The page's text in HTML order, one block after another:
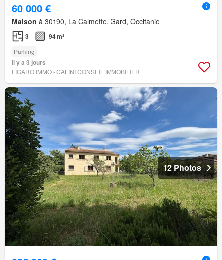
60 000 €
Maison à 30190, La Calmette, Gard, Occitanie
3 94 m²
Parking
Il y a 3 jours
FIGARO IMMO - CALINI CONSEIL IMMOBILIER
12 Photos